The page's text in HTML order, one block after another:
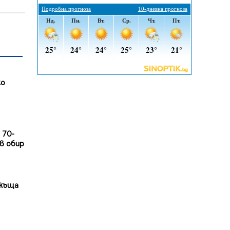
70-
обир
06.08.2026, 07:51
Ето какви забавления ще има
през август в Перник
06.08.2026, 00:48
Пернишки експерт за фишинг
измамите: Проверявайте